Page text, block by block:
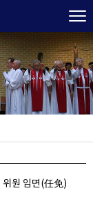
위원 임면(任免)